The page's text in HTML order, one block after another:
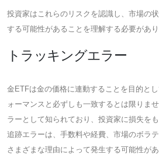
投資家はこれらのリスクを認識し、市場の
する可能性があることを理解する必要があり
トラッキングエラー
金ETFは金の価格に連動することを目的と
ォーマンスと必ずしも一致するとは限りま
ラーとして知られており、投資家に損失を
追跡エラーは、手数料や経費、市場のボラ
さまざまな理由によって発生する可能性があ